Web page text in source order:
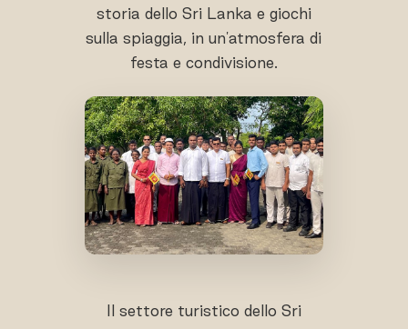
storia dello Sri Lanka e giochi
sulla spiaggia, in un'atmosfera di
festa e condivisione.
Il settore turistico dello Sri